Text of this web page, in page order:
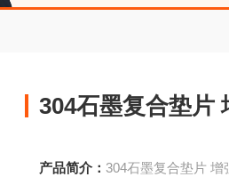
304石墨复合垫片
产品简介：304石墨复合垫片